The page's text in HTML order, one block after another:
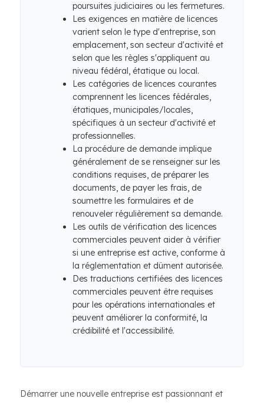
poursuites judiciaires ou les fermetures.
Les exigences en matière de licences
varient selon le type d'entreprise, son
emplacement, son secteur d'activité et
selon que les règles s'appliquent au
niveau fédéral, étatique ou local.
Les catégories de licences courantes
comprennent les licences fédérales,
étatiques, municipales/locales,
spécifiques à un secteur d'activité et
professionnelles.
La procédure de demande implique
généralement de se renseigner sur les
conditions requises, de préparer les
documents, de payer les frais, de
soumettre les formulaires et de
renouveler régulièrement sa demande.
Les outils de vérification des licences
commerciales peuvent aider à vérifier
si une entreprise est active, conforme à
la réglementation et dûment autorisée.
Des traductions certifiées des licences
commerciales peuvent être requises
pour les opérations internationales et
peuvent améliorer la conformité, la
crédibilité et l'accessibilité.
Démarrer une nouvelle entreprise est passionnant et